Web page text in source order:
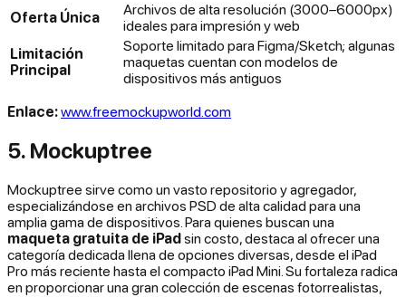
Oferta Única
Archivos de alta resolución (3000–6000px)
ideales para impresión y web
Limitación
Principal
Soporte limitado para Figma/Sketch; algunas
maquetas cuentan con modelos de
dispositivos más antiguos
Enlace:www.freemockupworld.com
5. Mockuptree
Mockuptree sirve como un vasto repositorio y agregador,
especializándose en archivos PSD de alta calidad para una
amplia gama de dispositivos. Para quienes buscan una
maqueta gratuita de iPadsin costo, destaca al ofrecer una
categoría dedicada llena de opciones diversas, desde el iPad
Pro más reciente hasta el compacto iPad Mini. Su fortaleza radica
en proporcionar una gran colección de escenas fotorrealistas,